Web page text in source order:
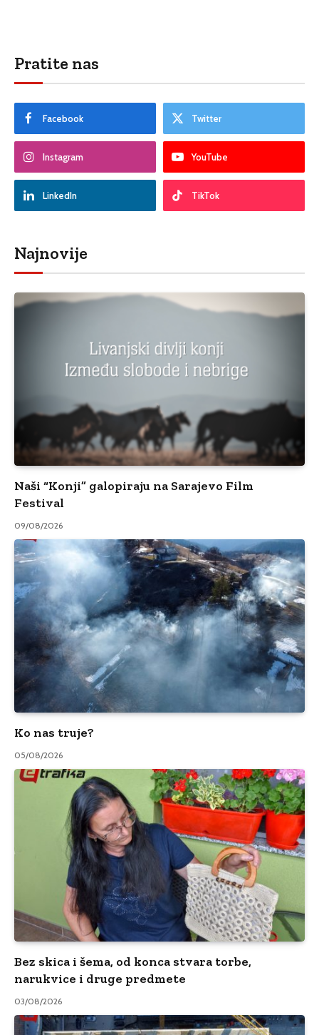
Pratite nas
Facebook Twitter
Instagram YouTube
LinkedIn TikTok
Najnovije
Naši “Konji” galopiraju na Sarajevo Film
Festival
09/08/2026
Ko nas truje?
05/08/2026
Bez skica i šema, od konca stvara torbe,
narukvice i druge predmete
03/08/2026